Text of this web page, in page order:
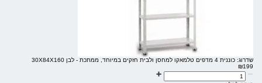
שדרוג: כוננית 4 מדפים טלמאקו למחסן ולבית חזקים במיוחד, ממתכת - לבן 30X84X160
₪199